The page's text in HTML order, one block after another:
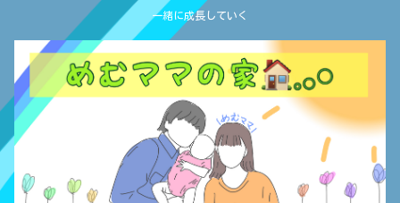
一緒に成長していく